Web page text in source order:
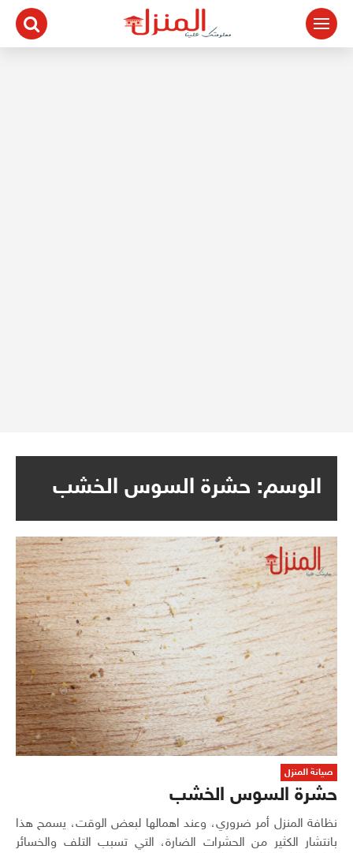
التجاوز
المحتوى
الوسم: حشرة السوس الخشب
صيانة المنزل
حشرة السوس الخشب
نظافة المنزل أمر ضروري، وعند اهمالها لبعض الوقت، يسمح هذا
بانتشار الكثير من الحشرات الضارة، التي تسبب التلف والخسائر